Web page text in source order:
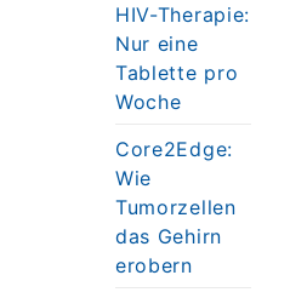
HIV-Therapie:
Nur eine
Tablette pro
Woche
Core2Edge:
Wie
Tumorzellen
das Gehirn
erobern